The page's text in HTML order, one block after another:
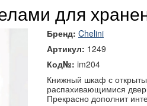
для
Бренд: Chelini
Артикул: 1249
Код№: im204
Книжный шкаф с
распахивающимися
Прекрасно дополнит